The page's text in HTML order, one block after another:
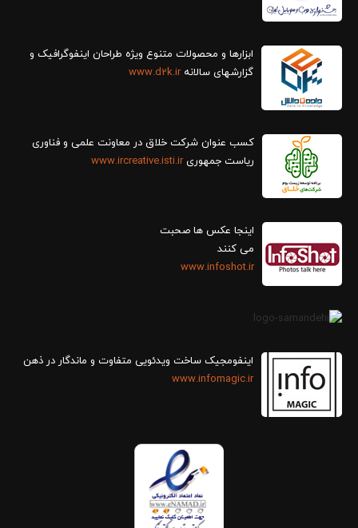
ابزارها و محصولات متنوع ویژه طراحان اینفوگرافیک و
گزارش‎های سالانه
www.d2k.ir
کسب عنوان شرکت خلاق در معاونت علمی و فناوری
ریاست جمهوریwww.ircreative.isti.ir
اینجا عکس ها صحبت
می کنند
www.infoshot.ir
اینفومجیک ساخت ویدئویی متفاوت و ماندگار در ذهن
www.infomagic.ir